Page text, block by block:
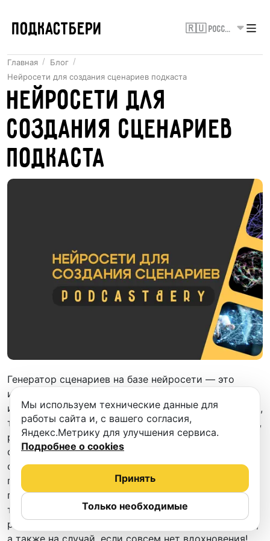
ПОДКАСТБЕРИ 🇷🇺 Россия
Главная
Блог
Нейросети для создания сценариев подкаста
Нейросети для
создания сценариев
подкаста
Генератор сценариев на базе нейросети — это
инструмент, который использует искусственный
интеллект для создания сценариев различных форм,
таких как видео, фильмы, игры, миниатюры, сценки,
рассказы и даже подкасты. ИИ Генератор
сценариев может анализировать существующие
сценарии и понимать структуру, развитие
персонажей, гостей и сюжетные линии. Смотрите
подборку нейронок для создания сценариев не
только подкастов, но и различных рекламных
роликов, презентаций, чтобы упросить себе работу,
а также на случай, если совсем нет вдохновения!
Мы используем технические данные для
работы сайта и, с вашего согласия,
Яндекс.Метрику для улучшения сервиса.
Подробнее о cookies
Только необходимые
Принять